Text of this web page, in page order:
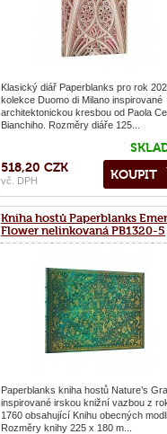
Klasický diář Paperblanks pro rok
kolekce Duomo di Milano inspirované
architektonickou kresbou od Paola
Bianchiho. Rozměry diáře 125...
KOUPIT
518,20 CZK
vč. DPH
Kniha hostů Paperblanks
Flower nelinkovaná PB1320-5
Paperblanks kniha hostů Nature’s
inspirované irskou knižní vazbou z
1760 obsahující Knihu obecných
Rozměry knihy 225 x 180 m...